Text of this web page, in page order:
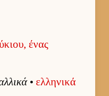
ένας
• ελ­ληνικά